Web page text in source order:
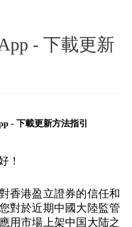
- 下載更新
- 下載更新方法指引
！
香港盈立證券的信任和
對於近期中國大陸監管
用市場上架中国大陆之